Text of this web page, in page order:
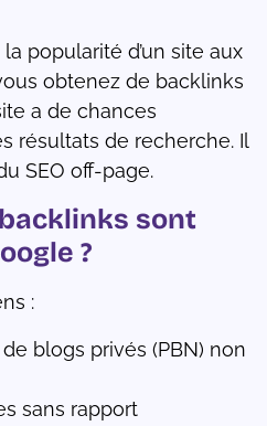
popularité d’un site aux
obtenez de backlinks
a de chances
résultats de recherche. Il
SEO off-page.
sont
?
:
blogs privés (PBN) non
sans rapport